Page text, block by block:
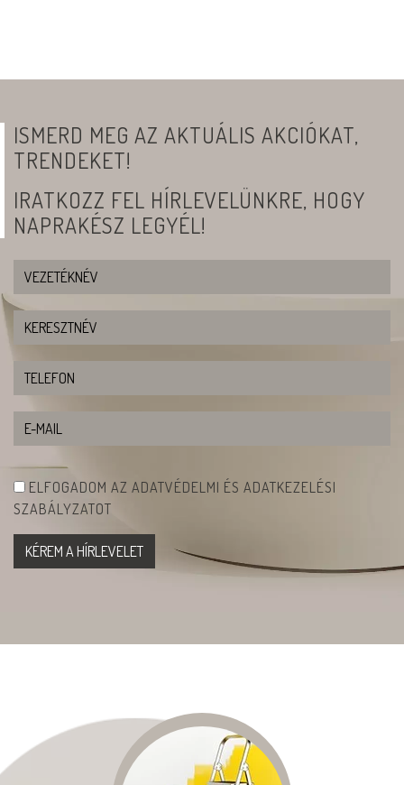
ISMERD MEG AZ AKTUÁLIS AKCIÓKAT,
TRENDEKET!
IRATKOZZ FEL HÍRLEVELÜNKRE, HOGY
NAPRAKÉSZ LEGYÉL!
ELFOGADOM AZ ADATVÉDELMI ÉS ADATKEZELÉSI
SZABÁLYZATOT